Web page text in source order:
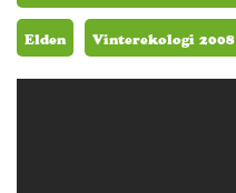
Elden Vinterekologi 2008